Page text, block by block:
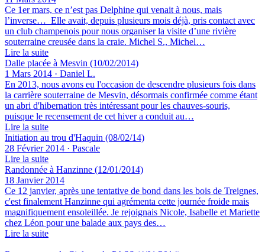
Ce 1er mars, ce n’est pas Delphine qui venait à nous, mais
l’inverse… Elle avait, depuis plusieurs mois déjà, pris contact avec
un club champenois pour nous organiser la visite d’une rivière
souterraine creusée dans la craie. Michel S., Michel…
Lire la suite
Dalle placée à Mesvin (10/02/2014)
1 Mars 2014 · Daniel L.
En 2013, nous avons eu l'occasion de descendre plusieurs fois dans
la carrière souterraine de Mesvin, désormais confirmée comme étant
un abri d'hibernation très intéressant pour les chauves-souris,
puisque le recensement de cet hiver a conduit au…
Lire la suite
Initiation au trou d'Haquin (08/02/14)
28 Février 2014 · Pascale
Lire la suite
Randonnée à Hanzinne (12/01/2014)
18 Janvier 2014
Ce 12 janvier, après une tentative de bond dans les bois de Treignes,
c'est finalement Hanzinne qui agrémenta cette journée froide mais
magnifiquement ensoleillée. Je rejoignais Nicole, Isabelle et Mariette
chez Léon pour une balade aux pays des…
Lire la suite